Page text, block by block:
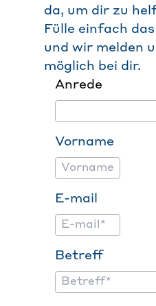
da, um dir zu
Fülle einfach
und wir melden
möglich bei dir.
Anrede
Vorname
E-mail
Betreff